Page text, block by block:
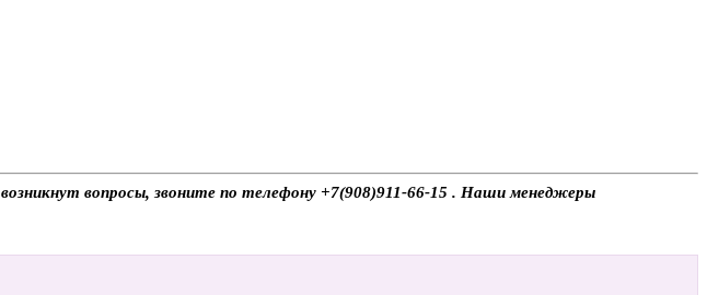
вопросы, звоните по телефону +7(908)911-66-15 . Наши менеджеры